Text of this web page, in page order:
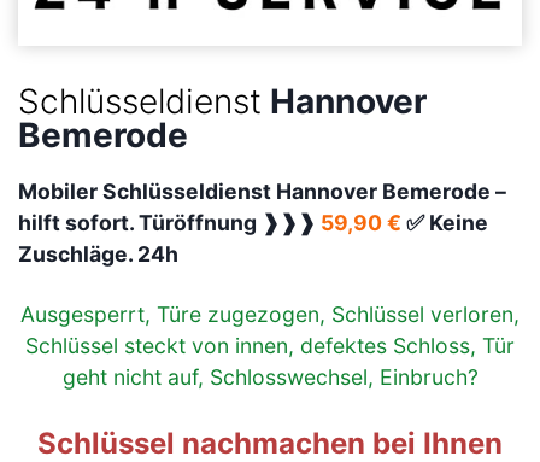
Schlüsseldienst Hannover
Bemerode
Mobiler Schlüsseldienst Hannover Bemerode –
hilft sofort. Türöffnung ❱❱❱ 59,90 € ✅ Keine
Zuschläge. 24h
Ausgesperrt, Türe zugezogen, Schlüssel verloren,
Schlüssel steckt von innen, defektes Schloss, Tür
geht nicht auf, Schlosswechsel, Einbruch?
Schlüssel nachmachen bei Ihnen